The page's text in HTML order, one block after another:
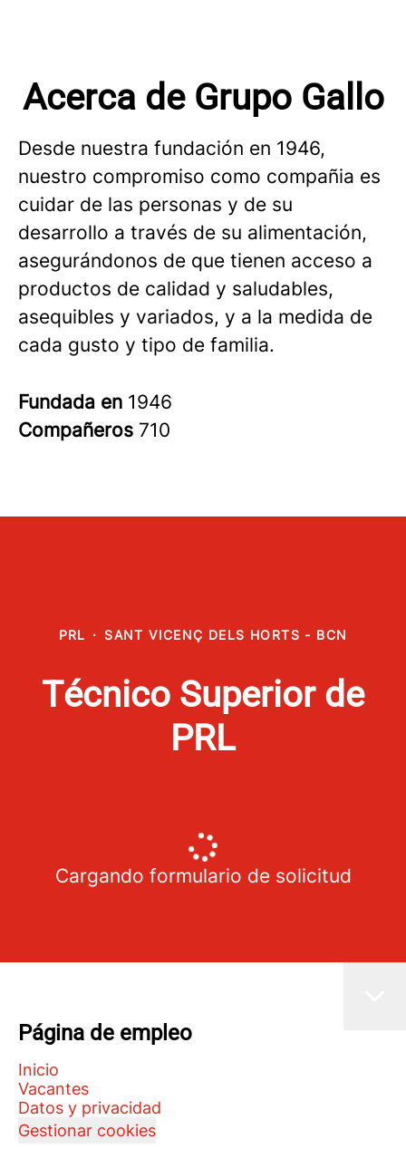
Acerca de Grupo Gallo
Desde nuestra fundación en 1946,
nuestro compromiso como compañia es
cuidar de las personas y de su
desarrollo a través de su alimentación,
asegurándonos de que tienen acceso a
productos de calidad y saludables,
asequibles y variados, y a la medida de
cada gusto y tipo de familia.
Fundada en 1946
Compañeros 710
PRL · SANT VICENÇ DELS HORTS - BCN
Técnico Superior de
PRL
Cargando formulario de solicitud
Página de empleo
Inicio
Vacantes
Datos y privacidad
Gestionar cookies